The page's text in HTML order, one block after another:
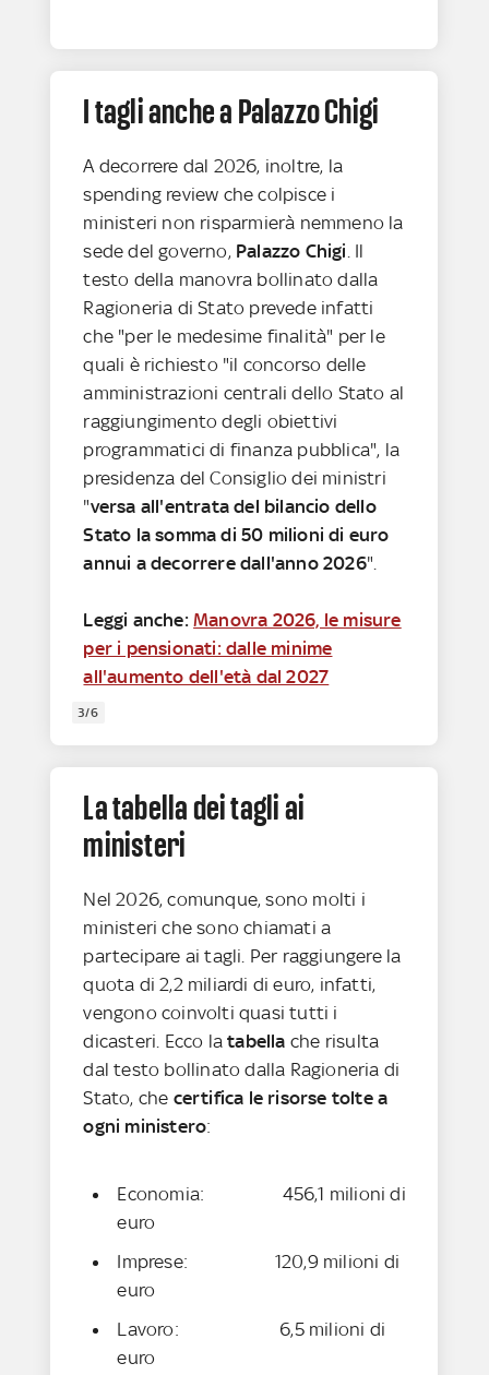
I tagli anche a Palazzo Chigi
A decorrere dal 2026, inoltre, la
spending review che colpisce i
ministeri non risparmierà nemmeno la
sede del governo, Palazzo Chigi . Il
testo della manovra bollinato dalla
Ragioneria di Stato prevede infatti
che "per le medesime finalità" per le
quali è richiesto "il concorso delle
amministrazioni centrali dello Stato al
raggiungimento degli obiettivi
programmatici di finanza pubblica", la
presidenza del Consiglio dei ministri
"versa all'entrata del bilancio dello
Stato la somma di 50 milioni di euro
annui a decorrere dall'anno 2026".
Leggi anche: Manovra 2026, le misure
per i pensionati: dalle minime
all'aumento dell'età dal 2027
3/6
La tabella dei tagli ai
ministeri
Nel 2026, comunque, sono molti i
ministeri che sono chiamati a
partecipare ai tagli. Per raggiungere la
quota di 2,2 miliardi di euro, infatti,
vengono coinvolti quasi tutti i
dicasteri. Ecco latabella che risulta
dal testo bollinato dalla Ragioneria di
Stato, che certifica le risorse tolte a
ogni ministero:
Economia: 456,1 milioni di
euro
Imprese: 120,9 milioni di
euro
Lavoro: 6,5 milioni di
euro